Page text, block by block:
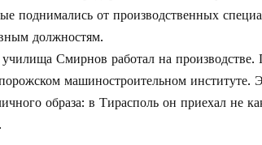
поднимались от производственных
должностям.
Смирнов работал на производстве.
машиностроительном институте.
образа: в Тирасполь он приехал не